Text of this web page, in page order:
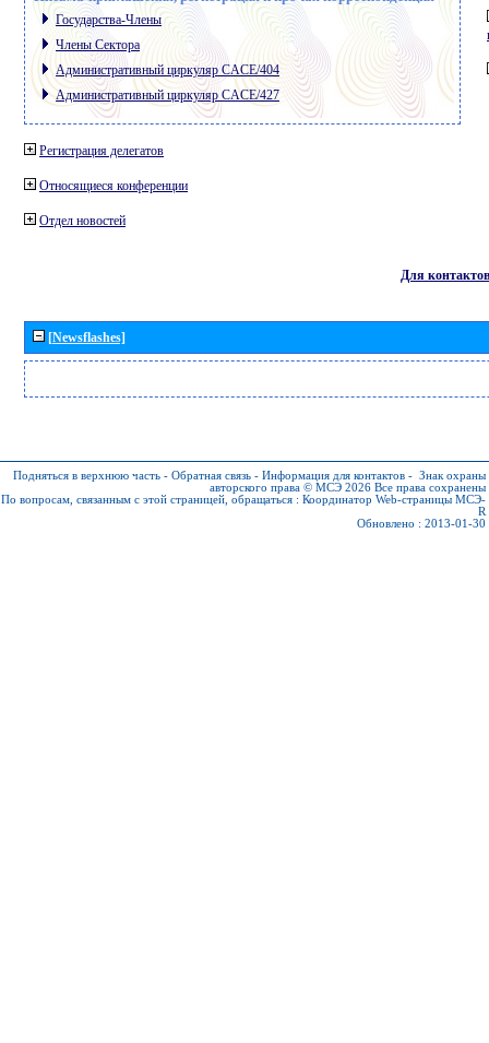
Государства-Члены
Члены Сектора
Административный циркуляр CACE/404
Административный циркуляр CACE/427
Регистрация делегатов
Относящиеся конференции
Отдел новостей
Для контактов
[Newsflashes]
Подняться в верхнюю часть - Обратная связь - Информация для контактов - Знак охраны
авторского права © МСЭ 2026 Все права сохранены
По вопросам, связанным с этой страницей, обращаться : Координатор Web-страницы МСЭ-
R
Обновлено : 2013-01-30